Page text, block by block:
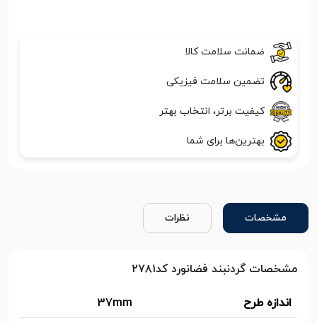
ضمانت سلامت کالا
تضمین سلامت فیزیکی
کیفیت برتر، انتخاب بهتر
بهترین‌ها برای شما
مشخصات نظرات
مشخصات گردنبند فضانورد کد۲۷۸۱
اندازه طرح
37mm